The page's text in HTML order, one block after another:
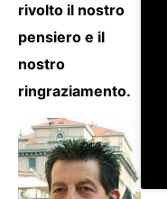
rivolto il nostro
pensiero e il
nostro
ringraziamento.